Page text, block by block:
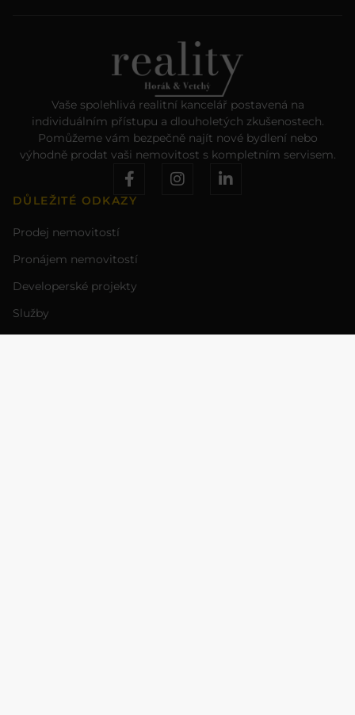
Vaše spolehlivá realitní kancelář postavená na
individuálním přístupu a dlouholetých zkušenostech.
Pomůžeme vám bezpečně najít nové bydlení nebo
výhodně prodat vaši nemovitost s kompletním servisem.
DŮLEŽITÉ ODKAZY
Prodej nemovitostí
Pronájem nemovitostí
Developerské projekty
Služby